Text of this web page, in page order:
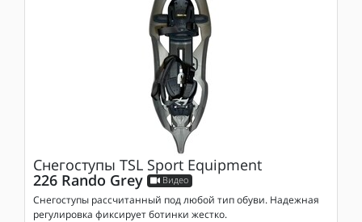
Снегоступы TSL Sport Equipment
226 Rando Grey Видео
Снегоступы рассчитанный под любой тип обуви. Надежная
регулировка фиксирует ботинки жестко.